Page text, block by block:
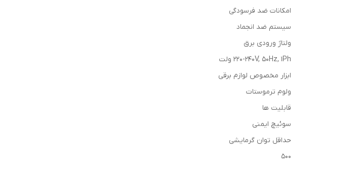
امکانات ضد فرسودگی
سیستم ضد انجماد
ولتاژ ورودی برق
220-240V, 50Hz, 1Ph ولت
ابزار مخصوص لوازم برقی
ولوم ترموستات
قابلیت ها
سوئیچ ایمنی
حداقل توان گرمایشی
500